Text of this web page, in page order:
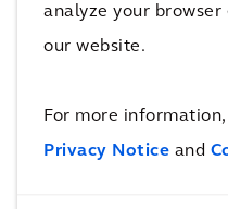
analyze your browser
our website.
For more
Privacy Notice and
portefeuille mogelijk